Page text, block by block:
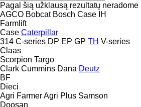
Pagal šią užklausą rezultatų neradome
AGCO Bobcat Bosch Case IH
Farmlift
Case Caterpillar
314 C-series DP EP GP TH V-series
Claas
Scorpion Targo
Clark Cummins Dana Deutz
BF
Dieci
Agri FarmerAgri Plus Samson
Doosan